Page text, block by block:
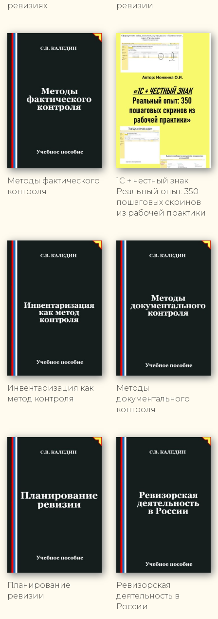
ревизиях
ревизии
Методы фактического
контроля
1С + честный знак.
Реальный опыт: 350
пошаговых скринов
из рабочей практики
Инвентаризация как
метод контроля
Методы
документального
контроля
Планирование
ревизии
Ревизорская
деятельность в
России